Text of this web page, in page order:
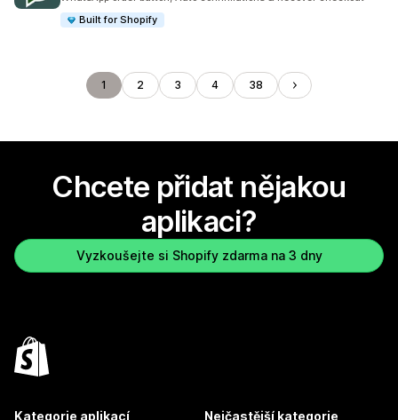
Built for Shopify
1 2 3 4 38
Chcete přidat nějakou
aplikaci?
Vyzkoušejte si Shopify zdarma na 3 dny
Kategorie aplikací Nejčastější kategorie